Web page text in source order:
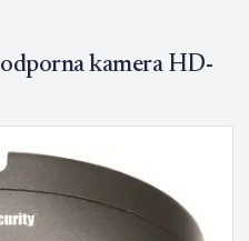
kamera HD-